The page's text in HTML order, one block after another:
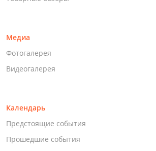
Медиа
Фотогалерея
Видеогалерея
Календарь
Предстоящие события
Прошедшие события